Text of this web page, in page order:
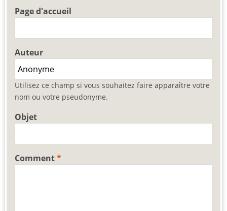
Page d'accueil
Auteur
Utilisez ce champ si vous souhaitez faire apparaître votre
nom ou votre pseudonyme.
Objet
Comment